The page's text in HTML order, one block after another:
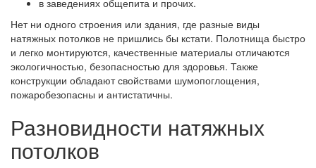
в заведениях общепита и прочих.
Нет ни одного строения или здания, где разные виды
натяжных потолков не пришлись бы кстати. Полотнища быстро
и легко монтируются, качественные материалы отличаются
экологичностью, безопасностью для здоровья. Также
конструкции обладают свойствами шумопоглощения,
пожаробезопасны и антистатичны.
Разновидности натяжных
потолков